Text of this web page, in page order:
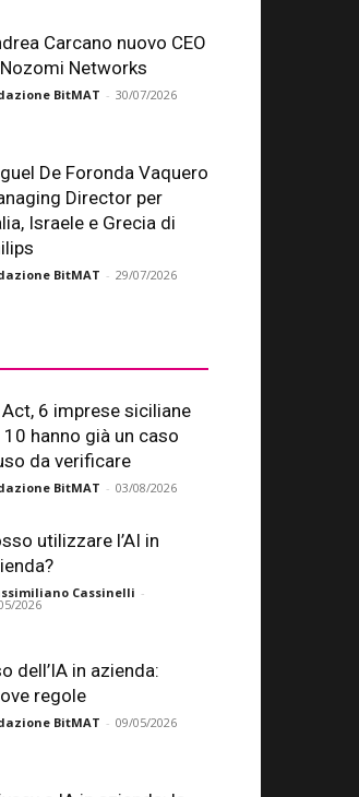
Carcano nuovo CEO
Networks
BitMAT - 30/07/2026
De Foronda Vaquero
Director per
Israele e Grecia di
BitMAT - 29/07/2026
6 imprese siciliane
10 hanno già un caso
da verificare
BitMAT - 03/08/2026
utilizzare l’AI in
Cassinelli -
2026
dell’IA in azienda:
regole
BitMAT - 09/05/2026